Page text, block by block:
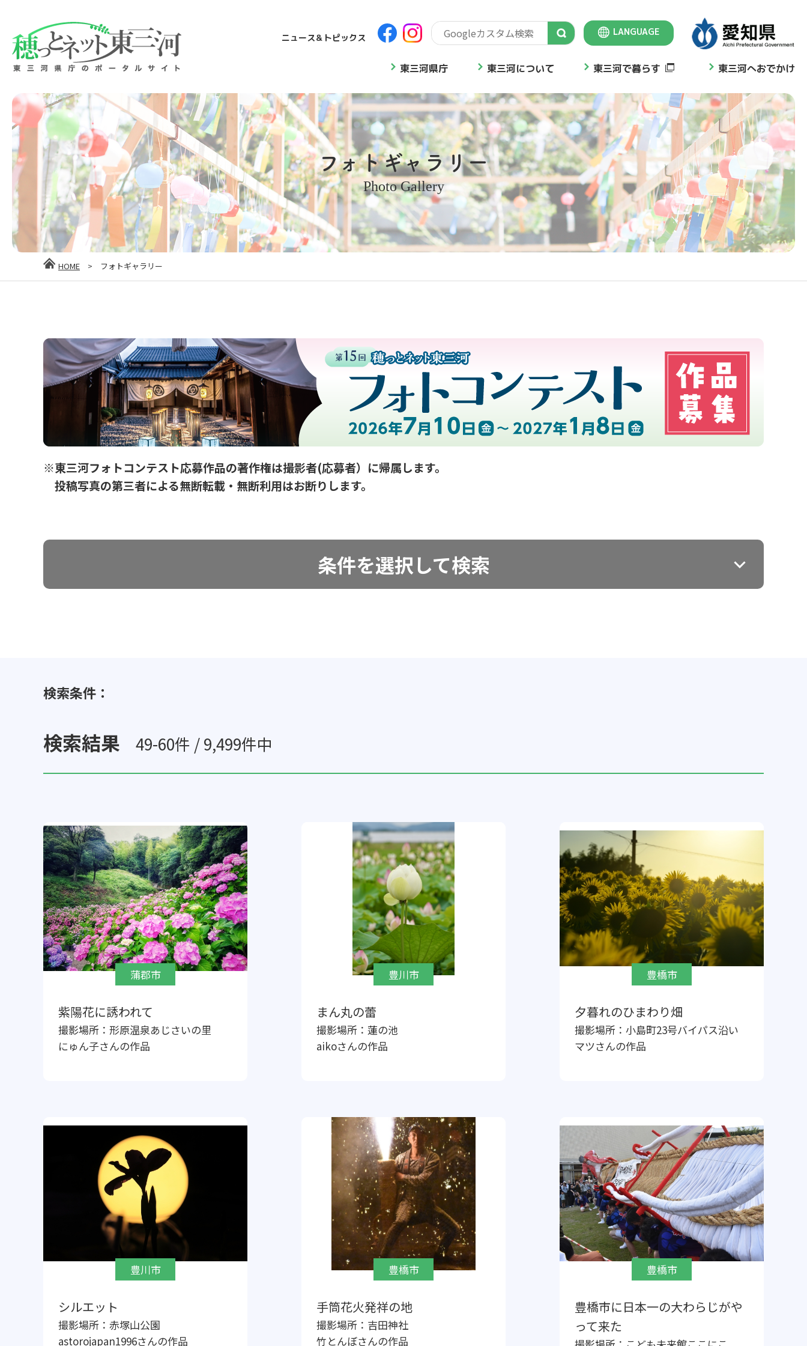
ニュース＆トピックス
LANGUAGE
Select Language
東三河県庁 東三河について 東三河で暮らす 東三河へおでかけ
フォトギャラリー
Photo Gallery
HOME > フォトギャラリー
※東三河フォトコンテスト応募作品の著作権は撮影者(応募者）に帰属します。
投稿写真の第三者による無断転載・無断利用はお断りします。
条件を選択して検索
検索条件：
検索結果 49-60件 / 9,499件中
蒲郡市
紫陽花に誘われて
撮影場所： 形原温泉あじさいの里
にゅん子さんの作品
豊川市
まん丸の蕾
撮影場所： 蓮の池
aikoさんの作品
豊橋市
夕暮れのひまわり畑
撮影場所： 小島町23号バイパス沿い
マツさんの作品
豊川市
シルエット
撮影場所： 赤塚山公園
astorojapan1996さんの作品
豊橋市
手筒花火発祥の地
撮影場所： 吉田神社
竹とんぼさんの作品
豊橋市
豊橋市に日本一の大わらじがや
って来た